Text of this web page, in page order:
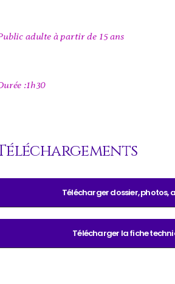
adulte à partir de 15 ans
:1h30
Télécharger dossier, photos,
Télécharger la fiche